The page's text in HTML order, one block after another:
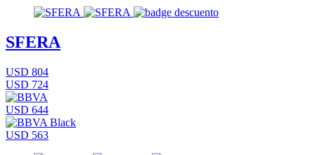
SFERA
USD 804
USD 724
USD 644
USD 563